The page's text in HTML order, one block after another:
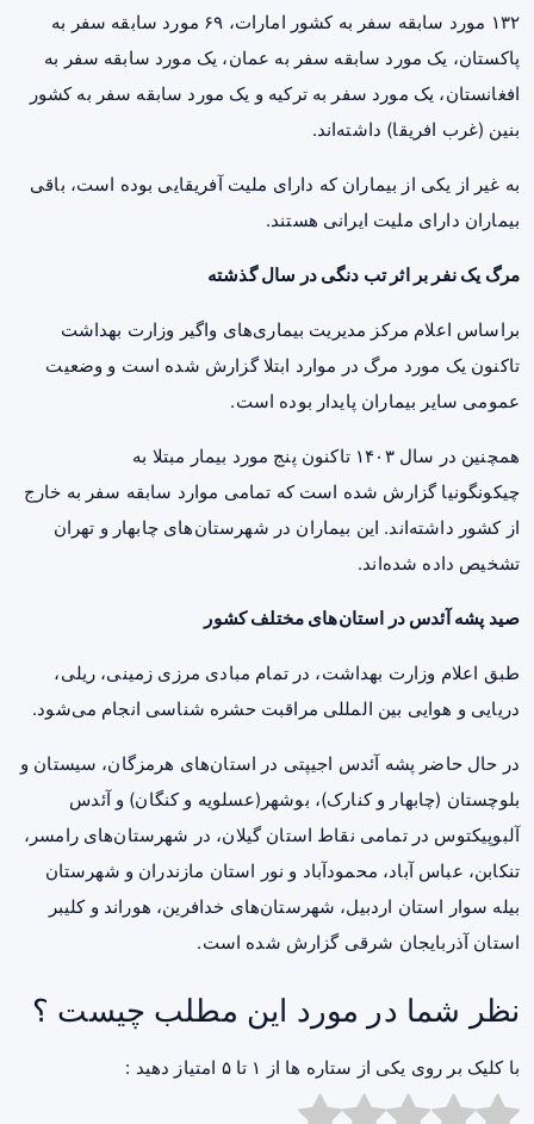
۱۳۲ مورد سابقه سفر به کشور امارات، ۶۹ مورد سابقه سفر به
پاکستان، یک مورد سابقه سفر به عمان، یک مورد سابقه سفر به
افغانستان، یک مورد سفر به ترکیه و یک مورد سابقه سفر به کشور
بنین (غرب افریقا) داشته‌اند.
به غیر از یکی از بیماران که دارای ملیت آفریقایی بوده است، باقی
بیماران دارای ملیت ایرانی هستند.
مرگ یک نفر بر اثر تب دنگی در سال گذشته
براساس اعلام مرکز مدیریت بیماری‌های واگیر وزارت بهداشت
تاکنون یک مورد مرگ در موارد ابتلا گزارش شده است و وضعیت
عمومی سایر بیماران پایدار بوده است.
همچنین در سال ۱۴۰۳ تاکنون پنج مورد بیمار مبتلا به
چیکونگونیا گزارش شده است که تمامی موارد سابقه سفر به خارج
از کشور داشته‌اند. این بیماران در شهرستان‌های چابهار و تهران
تشخیص داده شده‌اند.
صید پشه آئدس در استان‌‌های مختلف کشور
طبق اعلام وزارت بهداشت، در تمام مبادی مرزی زمینی، ریلی،
دریایی و هوایی بین المللی مراقبت حشره شناسی انجام می‌شود.
در حال حاضر پشه آئدس اجیپتی در استان‌های هرمزگان، سیستان و
بلوچستان (چابهار و کنارک)، بوشهر(عسلویه و کنگان) و آئدس
آلبوپیکتوس در تمامی نقاط استان گیلان، در شهرستان‌های رامسر،
تنکابن، عباس آباد، محمودآباد و نور استان مازندران و شهرستان
بیله سوار استان اردبیل، شهرستان‌های خدافرین، هوراند و کلیبر
استان آذربایجان شرقی گزارش شده است.
نظر شما در مورد این مطلب چیست ؟
با کلیک بر روی یکی از ستاره ها از ۱ تا ۵ امتیاز دهید :